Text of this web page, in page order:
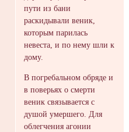
пути из бани
раскидывали веник,
которым парилась
невеста, и по нему шли к
дому.
В погребальном обряде и
в поверьях о смерти
веник связывается с
душой умершего. Для
облегчения агонии